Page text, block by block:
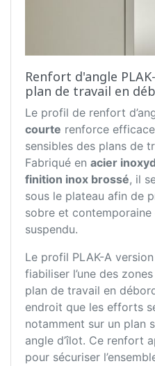
Renfort d'angle
plan de travail en
Le profil de renfort
courte renforce
sensibles des plans de
Fabriqué en acier
finition inox brossé, il
sous le plateau afin de
sobre et contemporaine
suspendu.
Le profil PLAK-A
fiabiliser l’une des
plan de travail en
endroit que les efforts
notamment sur un plan
angle d’îlot. Ce renfort
pour sécuriser